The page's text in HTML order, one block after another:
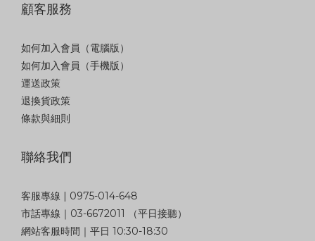
顧客服務
如何加入會員（電腦版）
如何加入會員（手機版）
運送政策
退換貨政策
條款與細則
聯絡我們
客服專線 | 0975-014-648
市話專線｜03-6672011 （平日接聽）
網站客服時間｜平日 10:30-18:30